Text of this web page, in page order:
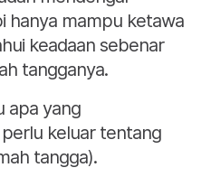
hanya mampu ketawa
keadaan sebenar
tangganya.
apa yang
keluar tentang
tangga).